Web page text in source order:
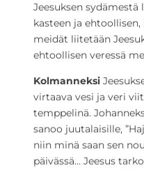
Jeesuksen
kasteen ja ehtoollisen,
meidät liitetään
ehtoollisen veressä
Kolmanneksi
virtaava vesi ja veri
temppelinä.
sanoo juutalaisille,
niin minä saan sen
päivässä… Jeesus